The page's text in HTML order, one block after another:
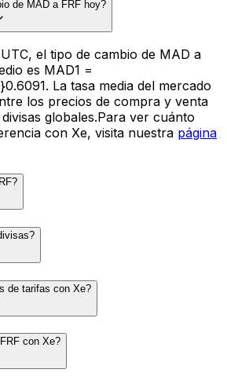
de MAD a FRF hoy?
el tipo de cambio de MAD a
es MAD1 =
La tasa media del mercado
los precios de compra y venta
globales.Para ver cuánto
con Xe, visita nuestra página
de tarifas con Xe?
con Xe?